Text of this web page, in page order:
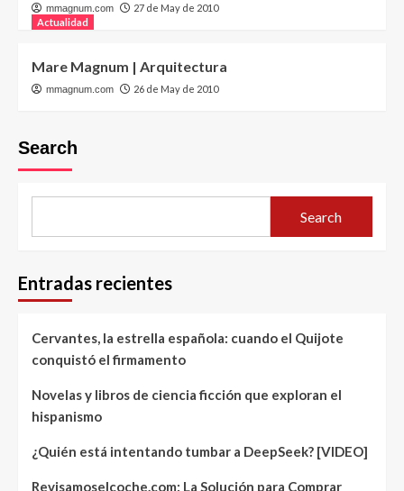
mmagnum.com
27 de May de 2010
Actualidad
Mare Magnum | Arquitectura
mmagnum.com 26 de May de 2010
Search
Search
Entradas recientes
Cervantes, la estrella española: cuando el Quijote
conquistó el firmamento
Novelas y libros de ciencia ficción que exploran el
hispanismo
¿Quién está intentando tumbar a DeepSeek? [VIDEO]
Revisamoselcoche.com: La Solución para Comprar